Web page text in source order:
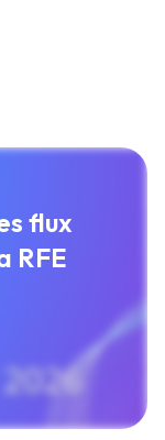
flux
RFE